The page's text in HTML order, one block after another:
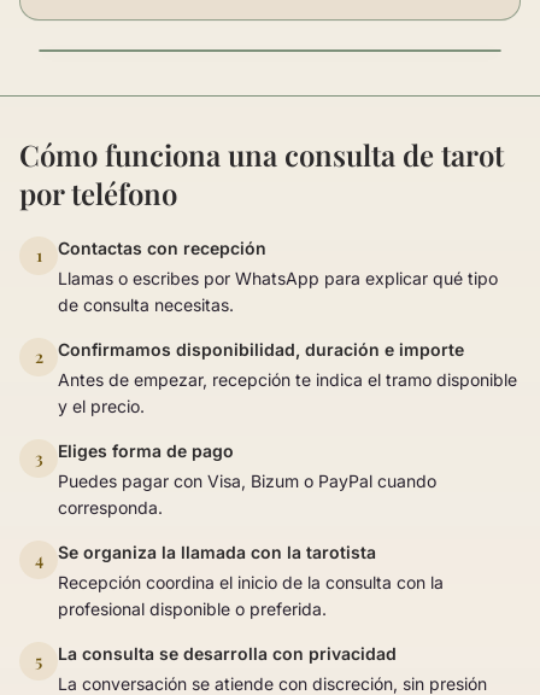
Cómo funciona una consulta de tarot
por teléfono
1
Contactas con recepción
Llamas o escribes por WhatsApp para explicar qué tipo
de consulta necesitas.
2
Confirmamos disponibilidad, duración e importe
Antes de empezar, recepción te indica el tramo disponible
y el precio.
3
Eliges forma de pago
Puedes pagar con Visa, Bizum o PayPal cuando
corresponda.
4
Se organiza la llamada con la tarotista
Recepción coordina el inicio de la consulta con la
profesional disponible o preferida.
5
La consulta se desarrolla con privacidad
La conversación se atiende con discreción, sin presión